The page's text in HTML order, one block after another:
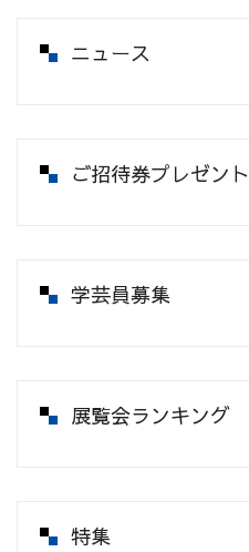
ニュース
ご招待券プレゼント
学芸員募集
展覧会ランキング
特集